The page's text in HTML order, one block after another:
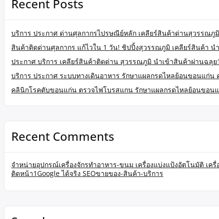
Recent Posts
บริการ ประกาศ ด่านศุลกากรไปรษณีย์หลัก เคลียร์สินค้าด่านสุวรรณ
สินค้าติดด่านศุลกากร แก้ไวใน 1 วัน! ชิปปิ้งสุวรรณภูมิ เคลียร์สินค้า น
ประกาศ บริการ เคลียร์สินค้าติดด่าน สุวรรณภูมิ นำเข้าสินค้าผ่านฉลุ
บริการ ประกาศ ระบบทางเดินอาหาร รักษาแผลกรดไหลย้อนขอนแก่
คลินิกโรคตับขอนแก่น ตรวจไฟโบรสแกน รักษาแผลกรดไหลย้อนขอน
Recent Comments
จำหน่ายอุปกรณ์เครื่องจักรทำอาหาร-ขนม เครื่องแบ่งแป้งอัตโนมัติ เค
ติดหน้า1Google ได้จริง SEOขายของ-สินค้า-บริการ